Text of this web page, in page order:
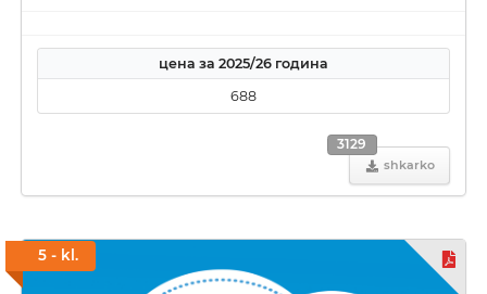
цена за 2025/26 година
688
shkarko
3129
5 - kl.